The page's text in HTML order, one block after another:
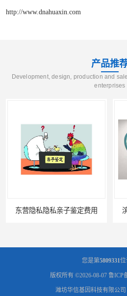
http://www.dnahuaxin.com
产品推
Development, design, production and
enterprises
东营隐私隐私亲子鉴定费用
您是第5809331
版权所有 ©2026-08-07 鲁ICP
潍坊华信基因科技有限公司